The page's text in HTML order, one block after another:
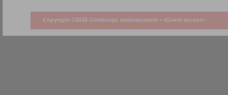
Copyright ©2026 Göteborgs stadsmuseum • <Guest access>